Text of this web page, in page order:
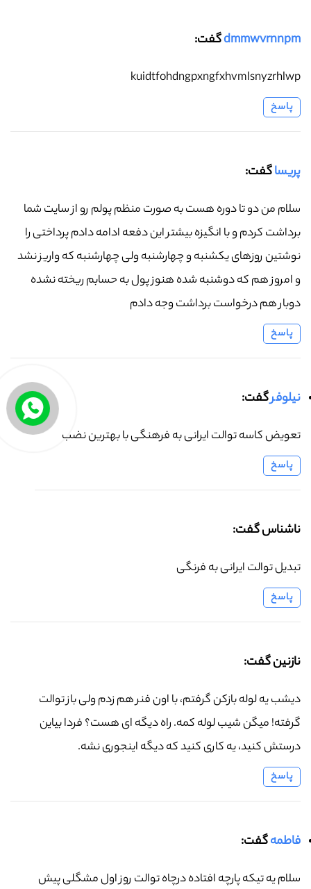
dmmwvrnnpmگفت:
kuidtfohdngpxngfxhvmlsnyzrhlwp
پاسخ
پریساگفت:
سلام من دو تا دوره هست به صورت منظم پولم رو از سایت شما
برداشت کردم و با انگیزه بیشتر این دفعه ادامه دادم پرداختی را
نوشتین روزهای یکشنبه و چهارشنبه ولی چهارشنبه که واریز نشد
و امروز هم که دوشنبه شده هنوز پول به حسابم ریخته نشده
دوبار هم درخواست برداشت وجه دادم
پاسخ
نیلوفرگفت:
تعویض کاسه توالت ایرانی به فرهنگی با بهترین نضب
پاسخ
ناشناس گفت:
تبدیل توالت ایرانی به فرنگی
پاسخ
نازنین گفت:
دیشب یه لوله بازکن گرفتم، با اون فنر هم زدم ولی باز توالت
گرفته! میگن شیب لوله کمه. راه دیگه ای هست؟ فردا بیاین
درستش کنید، یه کاری کنید که دیگه اینجوری نشه.
پاسخ
فاطمهگفت:
سلام یه تیکه پارچه افتاده درچاه توالت روز اول مشگلی پیش